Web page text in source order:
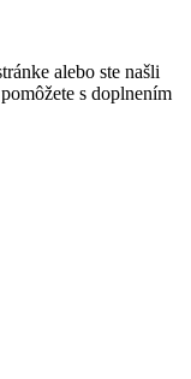
alebo ste našli
s doplnením